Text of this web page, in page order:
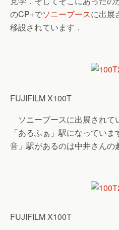
のCP+でソニーブースに出展
移設されています．
FUJIFILM X100T
ソニーブースに出展されて
「あるふぁ」駅になってい
音」駅があるのは中井さんの
FUJIFILM X100T